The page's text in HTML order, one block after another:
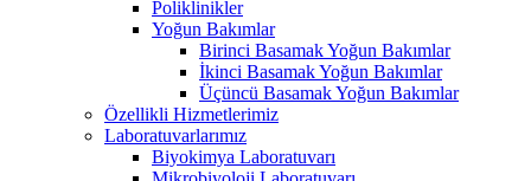
Poliklinikler
Yoğun Bakımlar
Birinci Basamak Yoğun Bakımlar
İkinci Basamak Yoğun Bakımlar
Üçüncü Basamak Yoğun Bakımlar
Özellikli Hizmetlerimiz
Laboratuvarlarımız
Biyokimya Laboratuvarı